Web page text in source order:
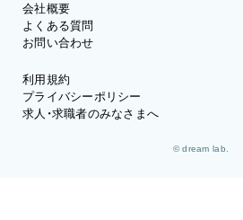
会社概要
よくある質問
お問い合わせ
利用規約
プライバシーポリシー
求人・求職者のみなさまへ
© dream lab.